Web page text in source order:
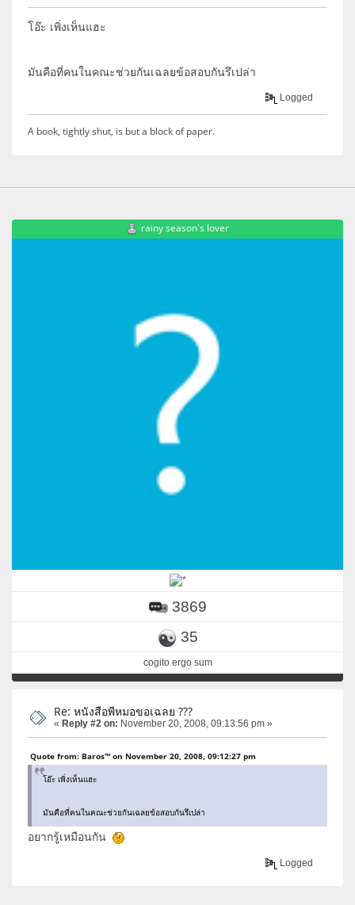
โอ๊ะ เพิ่งเห็นแฮะ
มันคือที่คนในคณะช่วยกันเฉลยข้อสอบกันรึเปล่า
Logged
A book, tightly shut, is but a block of paper.
rainy season's lover
3869
35
cogito ergo sum
Re: หนังสือพีหมอขอเฉลย ???
« Reply #2 on: November 20, 2008, 09:13:56 pm »
Quote from: Baros™ on November 20, 2008, 09:12:27 pm
โอ๊ะ เพิ่งเห็นแฮะ
มันคือที่คนในคณะช่วยกันเฉลยข้อสอบกันรึเปล่า
อยากรู้เหมือนกัน
Logged